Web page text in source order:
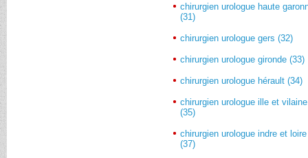
chirurgien urologue haute
(31)
chirurgien urologue gers (32)
chirurgien urologue gironde (33)
chirurgien urologue hérault (34)
chirurgien urologue ille et vilaine
(35)
chirurgien urologue indre et loire
(37)